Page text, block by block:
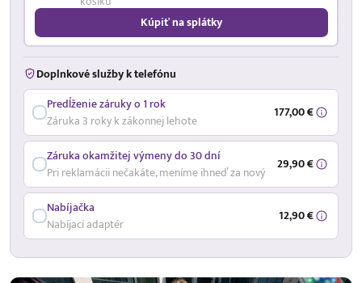
Kúpiť na splátky
Doplnkové služby k telefónu
Predĺženie záruky o 1 rok
Záruka 3 roky k zákonnej lehote
177,00 €
Záruka okamžitej výmeny do 30 dní
Pri reklamácii nečakáte, meníme ihneď za nový
29,90 €
Nabíjačka
Nabíjací adaptér
12,90 €